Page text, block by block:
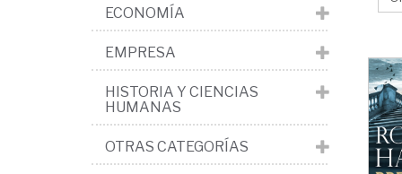
ECONOMÍA
EMPRESA
HISTORIA Y CIENCIAS
HUMANAS
OTRAS CATEGORÍAS